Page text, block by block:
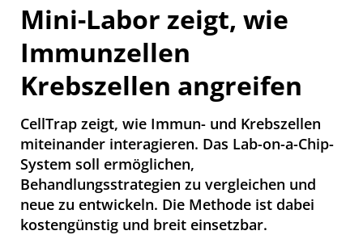
Mini-Labor zeigt, wie
Immunzellen
Krebszellen angreifen
CellTrap zeigt, wie Immun- und Krebszellen
miteinander interagieren. Das Lab-on-a-Chip-
System soll ermöglichen,
Behandlungsstrategien zu vergleichen und
neue zu entwickeln. Die Methode ist dabei
kostengünstig und breit einsetzbar.